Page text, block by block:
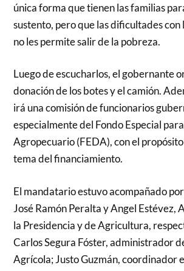
única forma que tienen las familias
sustento, pero que las dificultades con
no les permite salir de la pobreza.
Luego de escucharlos, el gobernante
donación de los botes y el camión.
irá una comisión de funcionarios
especialmente del Fondo Especial
Agropecuario (FEDA), con el
tema del financiamiento.
El mandatario estuvo acompañado
José Ramón Peralta y Angel Estévez,
la Presidencia y de Agricultura,
Carlos Segura Fóster, administrador
Agrícola; Justo Guzmán, coordinador